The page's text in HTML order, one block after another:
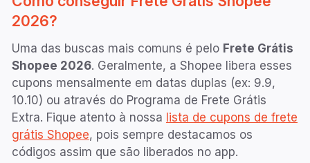
2026?
Uma das buscas mais comuns é pelo Frete Grátis
Shopee 2026. Geralmente, a Shopee libera esses
cupons mensalmente em datas duplas (ex: 9.9,
10.10) ou através do Programa de Frete Grátis
Extra. Fique atento à nossa lista de cupons de frete
grátis Shopee, pois sempre destacamos os
códigos assim que são liberados no app.